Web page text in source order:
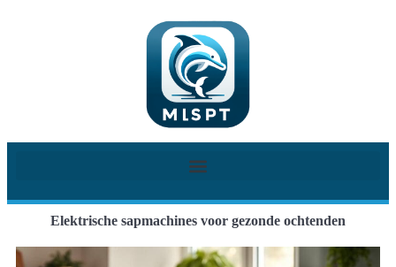
Elektrische sapmachines voor gezonde ochtenden